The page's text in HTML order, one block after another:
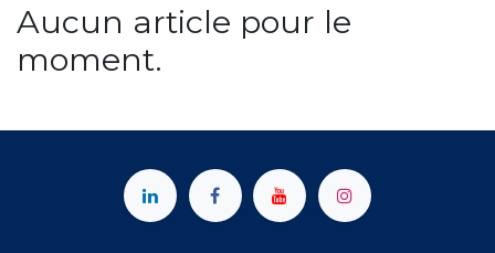
Aucun article pour le
moment.